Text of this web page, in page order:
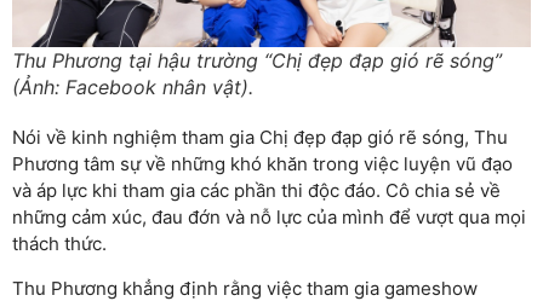
Thu Phương tại hậu trường “Chị đẹp đạp gió rẽ sóng”
(Ảnh: Facebook nhân vật).
Nói về kinh nghiệm tham gia Chị đẹp đạp gió rẽ sóng, Thu
Phương tâm sự về những khó khăn trong việc luyện vũ đạo
và áp lực khi tham gia các phần thi độc đáo. Cô chia sẻ về
những cảm xúc, đau đớn và nỗ lực của mình để vượt qua mọi
thách thức.
Thu Phương khẳng định rằng việc tham gia gameshow